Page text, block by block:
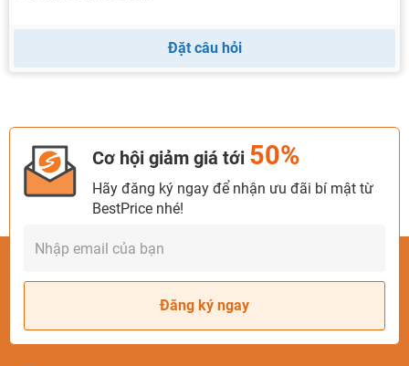
Đặt câu hỏi
Cơ hội giảm giá tới 50%
Hãy đăng ký ngay để nhận ưu đãi bí mật từ
BestPrice nhé!
Đăng ký ngay